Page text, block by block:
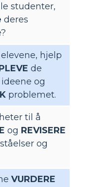
studenter,
deres
elevene, hjelp
de
og
problemet.
til å
og REVISERE
og
VURDERE